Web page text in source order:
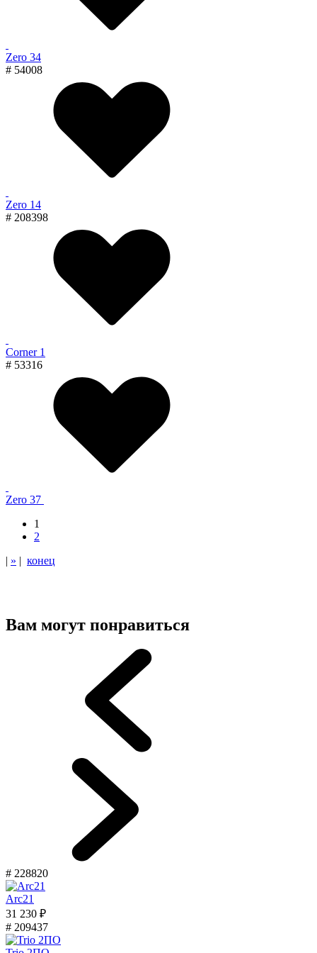
Zero 34
# 54008
Zero 14
# 208398
Corner 1
# 53316
Zero 37
1
2
| » | конец
Вам могут понравиться
# 228820
Arc21
31 230 ₽
# 209437